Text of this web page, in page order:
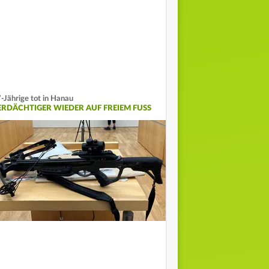
Jährige tot in Hanau
WIEDER AUF FREIEM FUSS